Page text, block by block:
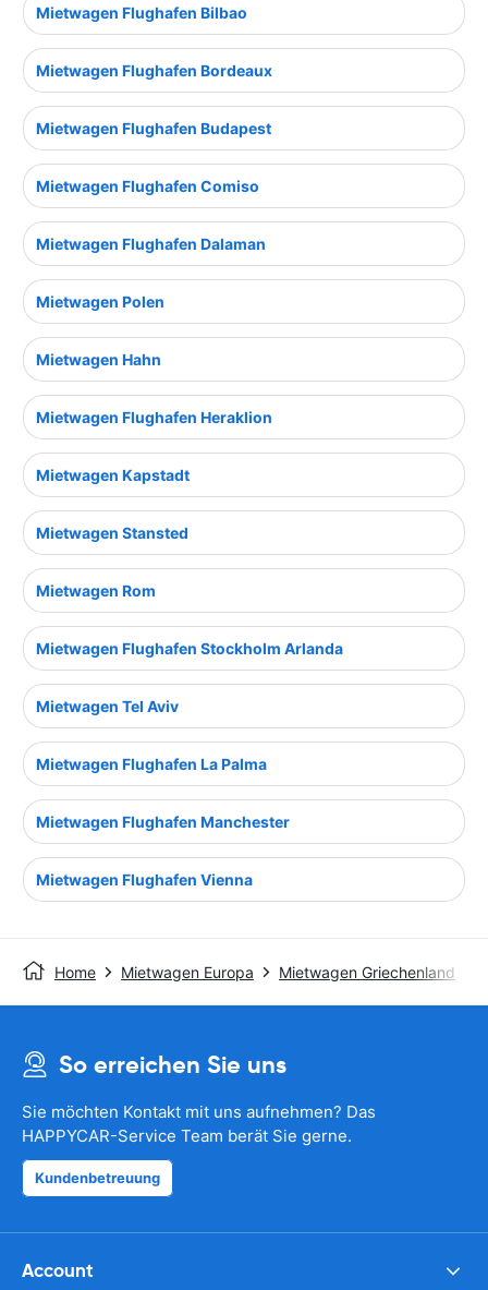
Mietwagen Flughafen Bilbao
Mietwagen Flughafen Bordeaux
Mietwagen Flughafen Budapest
Mietwagen Flughafen Comiso
Mietwagen Flughafen Dalaman
Mietwagen Polen
Mietwagen Hahn
Mietwagen Flughafen Heraklion
Mietwagen Kapstadt
Mietwagen Stansted
Mietwagen Rom
Mietwagen Flughafen Stockholm Arlanda
Mietwagen Tel Aviv
Mietwagen Flughafen La Palma
Mietwagen Flughafen Manchester
Mietwagen Flughafen Vienna
Home Mietwagen Europa Mietwagen Griechenland
So erreichen Sie uns
Sie möchten Kontakt mit uns aufnehmen? Das
HAPPYCAR-Service Team berät Sie gerne.
Kundenbetreuung
Account